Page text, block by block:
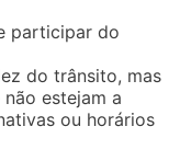
participar do
do trânsito, mas
estejam a
ou horários